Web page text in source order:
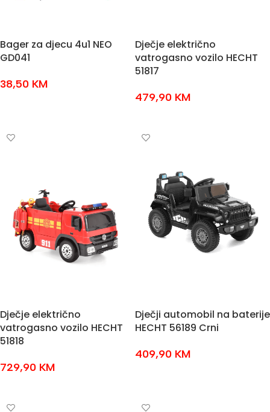
Bager za djecu 4u1 NEO
GD041
38,50 KM
Dječje električno
vatrogasno vozilo HECHT
51817
479,90 KM
Dječje električno
vatrogasno vozilo HECHT
51818
729,90 KM
Dječji automobil na baterije
HECHT 56189 Crni
409,90 KM